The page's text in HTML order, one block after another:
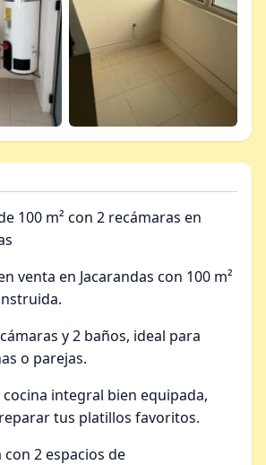
100 m² con 2 recámaras en
venta en Jacarandas con 100 m²
y 2 baños, ideal para
o parejas.
integral bien equipada,
tus platillos favoritos.
2 espacios de